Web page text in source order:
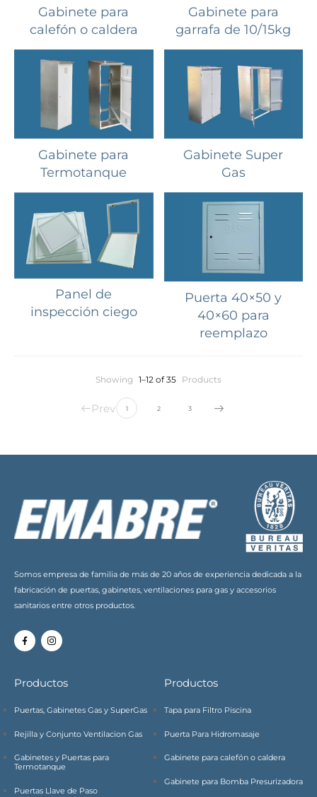
Gabinete para
calefón o caldera
Gabinete para
garrafa de 10/15kg
Gabinete para
Termotanque
Gabinete Super
Gas
Panel de
inspección ciego
Puerta 40×50 y
40×60 para
reemplazo
Showing 1–12 of 35 Products
Prev 1 2 3
Somos empresa de familia de más de 20 años de experiencia dedicada a la
fabricación de puertas, gabinetes, ventilaciones para gas y accesorios
sanitarios entre otros productos.
Productos
Puertas, Gabinetes Gas y SuperGas
Rejilla y Conjunto Ventilacion Gas
Gabinetes y Puertas para
Termotanque
Puertas Llave de Paso
Productos
Tapa para Filtro Piscina
Puerta Para Hidromasaje
Gabinete para calefón o caldera
Gabinete para Bomba Presurizadora